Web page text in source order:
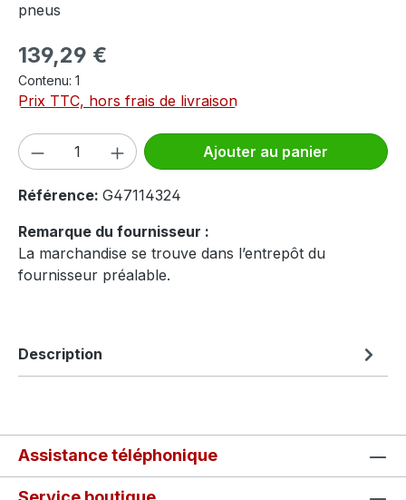
pneus
Prix régulier :
139,29 €
Contenu: 1
Prix TTC, hors frais de livraison
Quantité de produit : Entrez la
Ajouter au panier
Référence: G47114324
Remarque du fournisseur :
La marchandise se trouve dans l’entrepôt du
fournisseur préalable.
Description
Assistance téléphonique